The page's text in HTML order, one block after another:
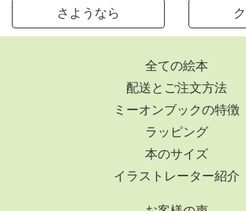
さようなら
全ての絵本
配送とご注文方法
ミーオンブックの特徴
ラッピング
本のサイズ
イラストレーター紹介